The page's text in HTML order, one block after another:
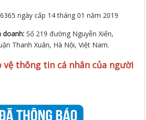
ngày cấp 14 tháng 01 năm 2019
doanh:Số 219 đường Nguyễn Xiển,
Thanh Xuân, Hà Nội, Việt Nam.
vệ thông tin cá nhân của người